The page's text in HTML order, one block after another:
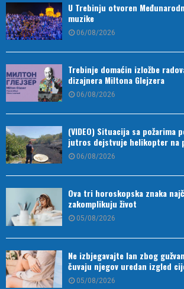
U Trebinju otvoren
muzike
06/08/2026
Trebinje domaćin izložbe
dizajnera Miltona Glejzera
06/08/2026
(VIDEO) Situacija sa požarima
jutros dejstvuje helikopter na
06/08/2026
Ova tri horoskopska znaka
zakomplikuju život
05/08/2026
Ne izbjegavajte lan zbog
čuvaju njegov uredan izgled
05/08/2026